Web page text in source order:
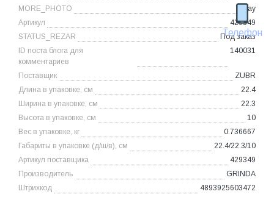
Телефон
MORE_PHOTO
Array
Артикул
429349
STATUS_REZAR
Под заказ
ID поста блога для
комментариев
140031
Поставщик
ZUBR
Длина в упаковке, см
22.4
Ширина в упаковке, см
22.3
Высота в упаковке, см
10
Вес в упаковке, кг
0.736667
Габариты в упаковке (д/ш/в), см
22.4/22.3/10
Артикул поставщика
429349
Производитель
GRINDA
Штрихкод
4893925603472